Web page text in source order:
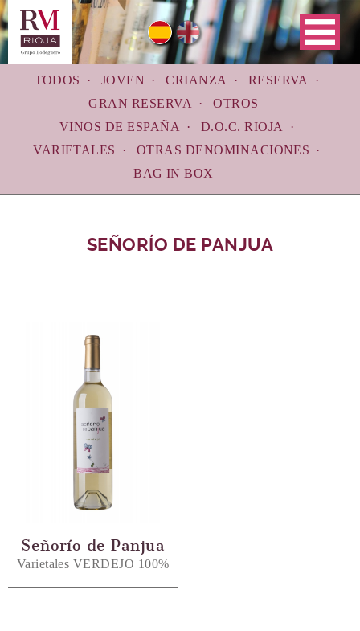
Skip
to
main
navigation
TODOS
JOVEN CRIANZA
RESERVA
GRAN RESERVA
OTROS
VINOS DE ESPAÑA
D.O.C. RIOJA
VARIETALES
OTRAS DENOMINACIONES
BAG IN BOX
SEÑORÍO DE PANJUA
Señorío de Panjua
Varietales VERDEJO 100%